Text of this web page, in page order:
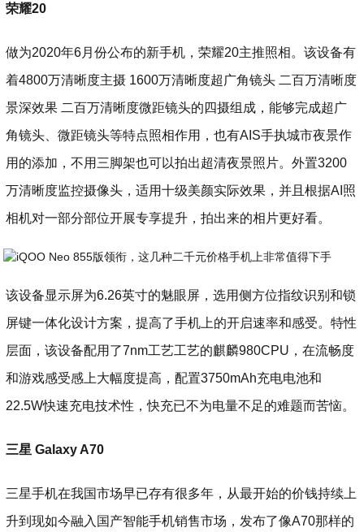
荣耀20
做为2020年6月份公布的新手机，荣耀20主推照相。该设备有
着4800万清晰度主摄 1600万清晰度超广角镜头 二百万清晰度
景深效果 二百万清晰度微距镜头的四摄组成，能够完成超广
角镜头、微距镜头等特点照相作用，也有AIS手执城市夜景作
用的添加，不用三脚架也可以拍出超清夜景照片。外置3200
万清晰度监控摄像头，适用十级美颜实际效果，并且根据AI照
相机对一部分部位开展专享提升，拍出来的相片更好看。
该设备显示屏为6.26英寸的魅眼屏，选用侧方位指纹识别和锁
屏键一体化设计方案，提高了手机上的开启速率和感受。特性
层面，该设备配用了7nm工艺工艺的麒麟980CPU，在流畅度
和游戏感受感上大幅度提高，配置3750mAh充电电池和
22.5W快速充电技术性，快充已不为电量不足的难题而苦恼。
三星 Galaxy A70
三星手机在我国市场早已存有很多年，从最开始的价钱持续上
升到现如今融入国产智能手机销售市场，发布了像A70那样的